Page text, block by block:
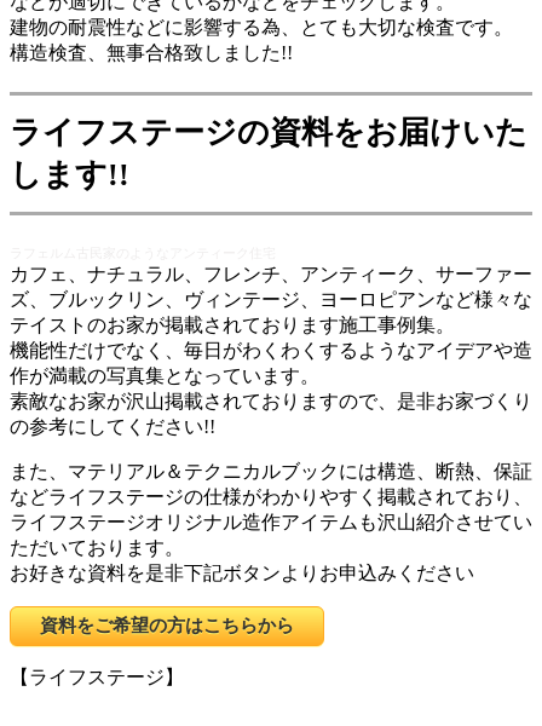
建物の耐震性などに影響する為、とても大切な検査です。
構造検査、無事合格致しました!!
ライフステージの資料をお届けいた
します!!
カフェ、ナチュラル、フレンチ、アンティーク、サーファー
ズ、ブルックリン、ヴィンテージ、ヨーロピアンなど様々な
テイストのお家が掲載されております施工事例集。
機能性だけでなく、毎日がわくわくするようなアイデアや造
作が満載の写真集となっています。
素敵なお家が沢山掲載されておりますので、是非お家づくり
の参考にしてください!!
また、マテリアル＆テクニカルブックには構造、断熱、保証
などライフステージの仕様がわかりやすく掲載されており、
ライフステージオリジナル造作アイテムも沢山紹介させてい
ただいております。
お好きな資料を是非下記ボタンよりお申込みください
資料をご希望の方はこちらから
【ライフステージ】